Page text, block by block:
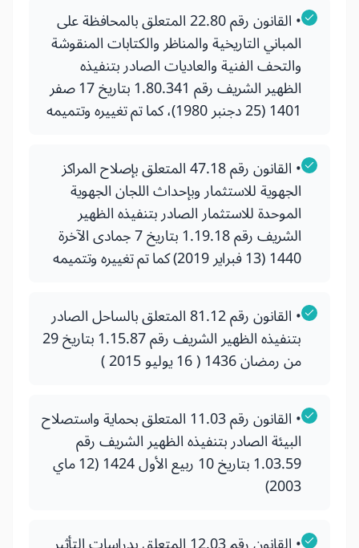
• القانون رقم 22.80 المتعلق بالمحافظة على
المباني التاريخية والمناظر والكتابات المنقوشة
والتحف الفنية والعاديات الصادر بتنفيذه
الظهير الشريف رقم 1.80.341 بتاريخ 17 صفر
1401 (25 دجنبر 1980)، كما تم تغييره وتتميمه
• القانون رقم 47.18 المتعلق بإصلاح المراكز
الجهوية للاستثمار وبإحداث اللجان الجهوية
الموحدة للاستثمار الصادر بتنفيذه الظهير
الشريف رقم 1.19.18 بتاريخ 7 جمادى الآخرة
1440 (13 فبراير 2019) كما تم تغييره وتتميمه
• القانون رقم 81.12 المتعلق بالساحل الصادر
بتنفيذه الظهير الشريف رقم 1.15.87 بتاريخ 29
من رمضان 1436 ( 16 يوليو 2015 )
• القانون رقم 11.03 المتعلق بحماية واستصلاح
البيئة الصادر بتنفيذه الظهير الشريف رقم
1.03.59 بتاريخ 10 ربيع الأول 1424 (12 ماي
2003)